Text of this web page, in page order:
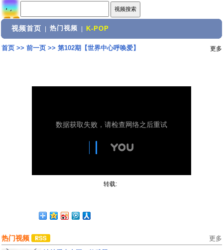
视频首页 热门视频 K-POP
首页>> 前一页>> 第102期【世界中心呼唤爱】 更多
转载:
热门视频 更多